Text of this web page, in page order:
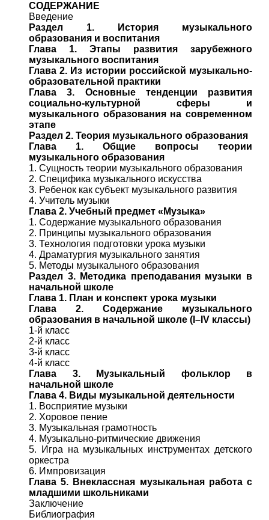
СОДЕРЖАНИЕ
Введение
Раздел 1. История музыкального
образования и воспитания
Глава 1. Этапы развития зарубежного
музыкального воспитания
Глава 2. Из истории российской музыкально-
образовательной практики
Глава 3. Основные тенденции развития
социально-культурной сферы и
музыкального образования на современном
этапе
Раздел 2. Теория музыкального образования
Глава 1. Общие вопросы теории
музыкального образования
1. Сущность теории музыкального образования
2. Специфика музыкального искусства
3. Ребенок как субъект музыкального развития
4. Учитель музыки
Глава 2. Учебный предмет «Музыка»
1. Содержание музыкального образования
2. Принципы музыкального образования
3. Технология подготовки урока музыки
4. Драматургия музыкального занятия
5. Методы музыкального образования
Раздел 3. Методика преподавания музыки в
начальной школе
Глава 1. План и конспект урока музыки
Глава 2. Содержание музыкального
образования в начальной школе (I–IV классы)
1-й класс
2-й класс
3-й класс
4-й класс
Глава 3. Музыкальный фольклор в
начальной школе
Глава 4. Виды музыкальной деятельности
1. Восприятие музыки
2. Хоровое пение
3. Музыкальная грамотность
4. Музыкально-ритмические движения
5. Игра на музыкальных инструментах детского
оркестра
6. Импровизация
Глава 5. Внеклассная музыкальная работа с
младшими школьниками
Заключение
Библиография